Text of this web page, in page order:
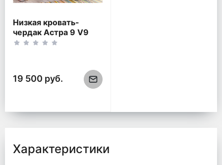
Низкая кровать-
чердак Астра 9 V9
Дуб молочный/Венге
19 500 руб.
Характеристики